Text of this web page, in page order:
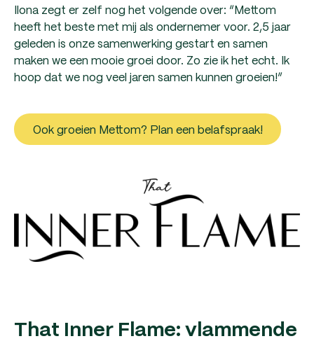
Ilona zegt er zelf nog het volgende over: “Mettom
heeft het beste met mij als ondernemer voor. 2,5 jaar
geleden is onze samenwerking gestart en samen
maken we een mooie groei door. Zo zie ik het echt. Ik
hoop dat we nog veel jaren samen kunnen groeien!”
Ook groeien Mettom? Plan een belafspraak!
That Inner Flame: vlammende